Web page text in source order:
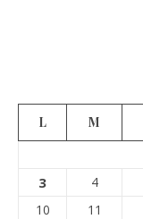
L M
3 4
10
11